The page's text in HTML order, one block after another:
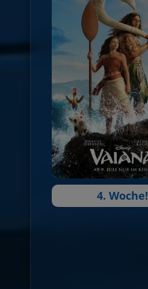
4. Woche!